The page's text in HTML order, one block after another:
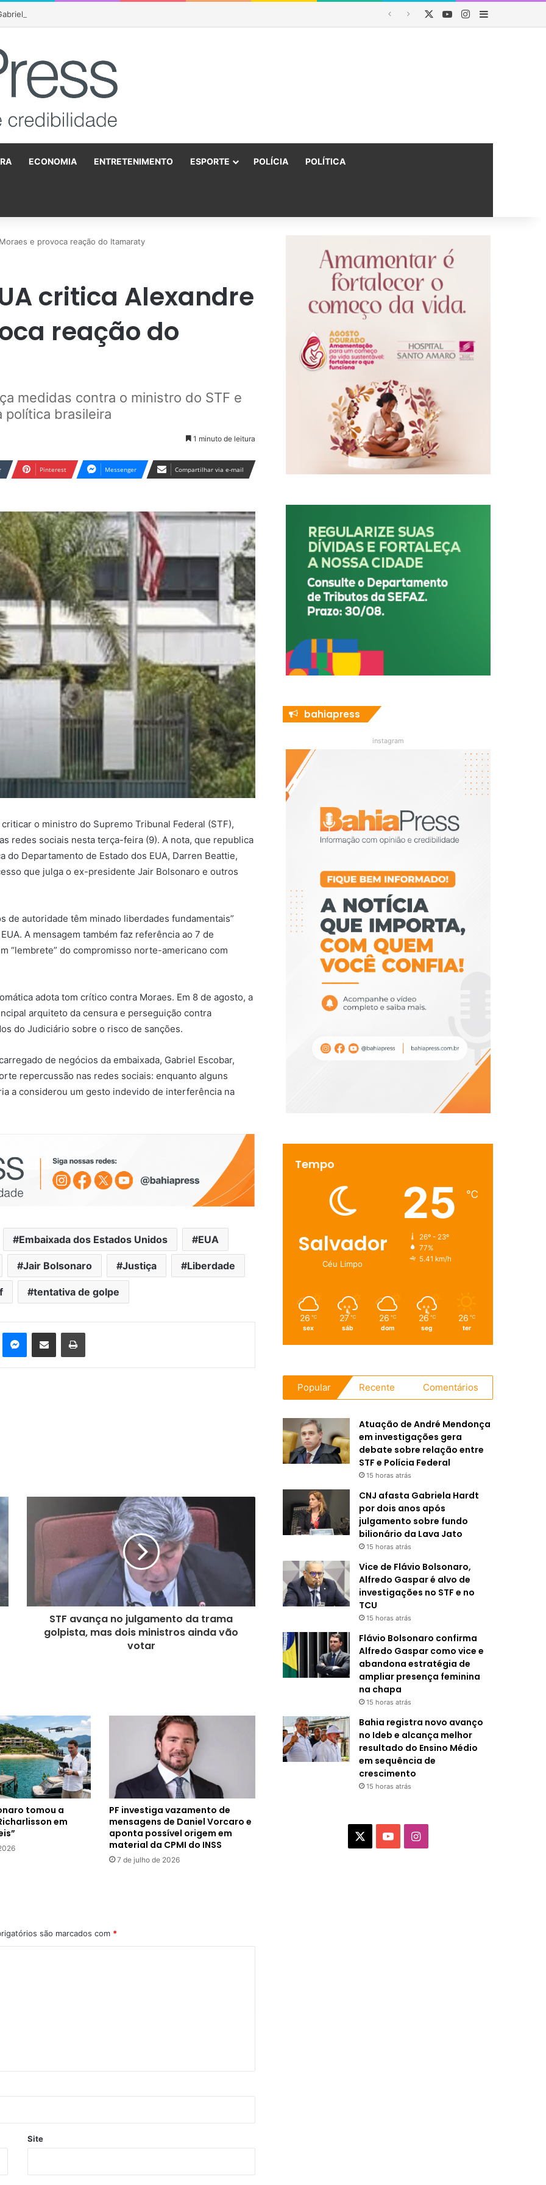
Hardt por dois anos após julgamento sobre fundo bilionário da Lava Jato YouTubeInstagram
ECONOMIA ENTRETENIMENTO ESPORTE POLÍCIA POLÍTICA
e provoca reação do Itamaraty
critica Alexandre
reação do
medidas contra o ministro do STF e
política brasileira
1 minuto de leitura
Pinterest Messenger Compartilhar via e-mail
o ministro do Supremo Tribunal Federal (STF),
redes sociais nesta terça-feira (9). A nota, que republica
Departamento de Estado dos EUA, Darren Beattie,
que julga o ex-presidente Jair Bolsonaro e outros
de autoridade têm minado liberdades fundamentais”
A mensagem também faz referência ao 7 de
“lembrete” do compromisso norte-americano com
adota tom crítico contra Moraes. Em 8 de agosto, a
arquiteto da censura e perseguição contra
do Judiciário sobre o risco de sanções.
de negócios da embaixada, Gabriel Escobar,
repercussão nas redes sociais: enquanto alguns
a considerou um gesto indevido de interferência na
Embaixada dos Estados Unidos EUA
Jair Bolsonaro Justiça Liberdade
tentativa de golpe
STF avança no julgamento da trama
golpista, mas dois ministros ainda vão
votar
tomou a
em
PF investiga vazamento de
mensagens de Daniel Vorcaro e
aponta possível origem em
material da CPMI do INSS
7 de julho de 2026
são marcados com *
Site
bahiapress
instagram
Tempo
Salvador
Céu Limpo
25 ℃
26º - 23º
77%
5.41 km/h
26 ℃
sex
27 ℃
sáb
26 ℃
dom
26 ℃
seg
26 ℃
ter
Popular Recente Comentários
Atuação de André Mendonça
em investigações gera
debate sobre relação entre
STF e Polícia Federal
15 horas atrás
CNJ afasta Gabriela Hardt
por dois anos após
julgamento sobre fundo
bilionário da Lava Jato
15 horas atrás
Vice de Flávio Bolsonaro,
Alfredo Gaspar é alvo de
investigações no STF e no
TCU
15 horas atrás
Flávio Bolsonaro confirma
Alfredo Gaspar como vice e
abandona estratégia de
ampliar presença feminina
na chapa
15 horas atrás
Bahia registra novo avanço
no Ideb e alcança melhor
resultado do Ensino Médio
em sequência de
crescimento
15 horas atrás
Y
I